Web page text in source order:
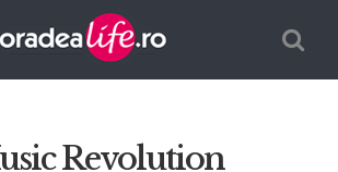
Revolution